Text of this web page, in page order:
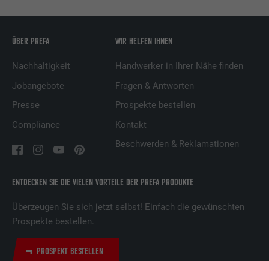
ENTDECKEN SIE DIE VIELEN VORTEILE DER PREFA PRODUKTE
Überzeugen Sie sich jetzt selbst! Einfach die gewünschten
Prospekte bestellen.
PROSPEKT BESTELLEN
ÜBER PREFA
Nachhaltigkeit
Jobangebote
Presse
Compliance
WIR HELFEN IHNEN
Handwerker in Ihrer Nähe finden
Fragen & Antworten
Prospekte bestellen
Kontakt
Beschwerden & Reklamationen
Anbieter
Laufzeit
mehreren Webseiten zu verfolgen, um
relevante Werbung basierend auf den
Präferenzen des Besuchers zu
Name lidc
Anbieter LinkedIn